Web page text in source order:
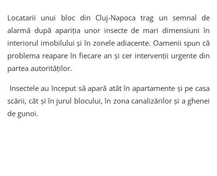
Locatarii unui bloc din Cluj-Napoca trag un semnal de
alarmă după apariția unor insecte de mari dimensiuni în
interiorul imobilului și în zonele adiacente. Oamenii spun că
problema reapare în fiecare an și cer intervenții urgente din
partea autorităților.
Insectele au început să apară atât în apartamente și pe casa
scării, cât și în jurul blocului, în zona canalizărilor și a ghenei
de gunoi.